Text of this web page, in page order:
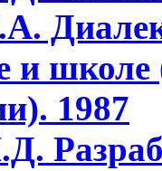
и
1987